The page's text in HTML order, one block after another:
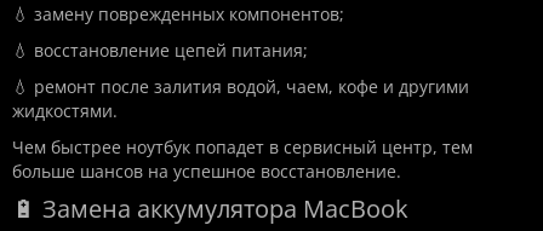
💧 замену поврежденных компонентов;
💧 восстановление цепей питания;
💧 ремонт после залития водой, чаем, кофе и другими
жидкостями.
Чем быстрее ноутбук попадет в сервисный центр, тем
больше шансов на успешное восстановление.
🔋 Замена аккумулятора MacBook